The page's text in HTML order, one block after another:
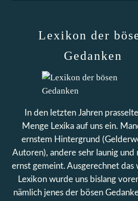
Lexikon der
Gedanken
In den letzten Jahren
Menge Lexika auf uns ein.
ernstem Hintergrund
Autoren), andere sehr launig und
ernst gemeint. Ausgerechnet das
Lexikon wurde uns bislang
nämlich jenes der bösen